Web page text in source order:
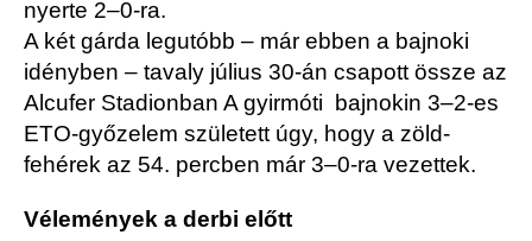
nyerte 2–0-ra.
A két gárda legutóbb – már ebben a bajnoki
idényben – tavaly július 30-án csapott össze az
Alcufer Stadionban A gyirmóti bajnokin 3–2-es
ETO-győzelem született úgy, hogy a zöld-
fehérek az 54. percben már 3–0-ra vezettek.
Vélemények a derbi előtt